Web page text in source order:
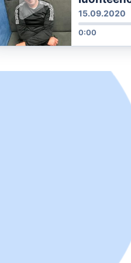
Vesa
15.09.2020
0:00